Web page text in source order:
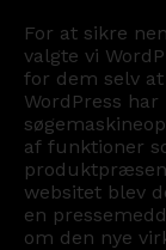
For at sikre
valgte vi
for dem selv at
WordPress har
af funktioner
websitet blev
en
om den nye